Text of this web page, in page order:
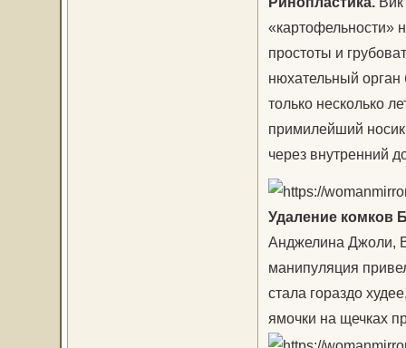
«картофельности»
простоты и
нюхательный орган
только несколько
примилейший
через внутренний
Удаление комков
Анджелина Джоли,
манипуляция
стала гораздо
ямочки на щечках